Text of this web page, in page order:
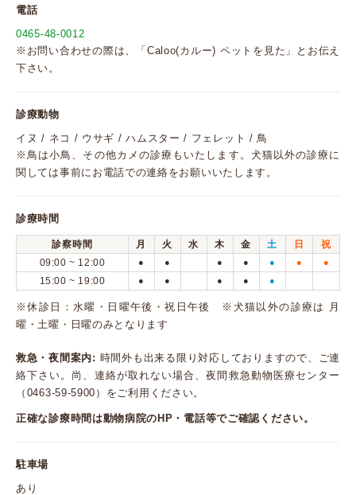
電話
0465-48-0012
※お問い合わせの際は、「Caloo(カルー) ペットを見た」とお伝え
下さい。
診療動物
イヌ / ネコ / ウサギ / ハムスター / フェレット / 鳥
※鳥は小鳥、その他カメの診療もいたします。犬猫以外の診療に
関しては事前にお電話での連絡をお願いいたします。
診療時間
診察時間 月 火 水 木 金 土 日
祝
09:00 ~ 12:00
● ● ● ● ● ● ●
15:00 ~ 19:00 ● ● ● ● ●
※休診日：水曜・日曜午後・祝日午後 ※犬猫以外の診療は 月
曜・土曜・日曜のみとなります
救急・夜間案内: 時間外も出来る限り対応しておりますので、ご連
絡下さい。尚、連絡が取れない場合、夜間救急動物医療センター
（0463-59-5900）をご利用ください。
正確な診療時間は動物病院のHP・電話等でご確認ください。
駐車場
あり